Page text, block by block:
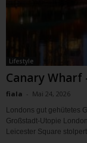
Lifestyle
Canary
fiala - Mai 24, 2026
Londons gut gehütetes
Großstadt-Utopie
Leicester Square